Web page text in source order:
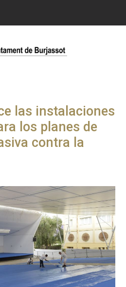
las instalaciones
los planes de
contra la